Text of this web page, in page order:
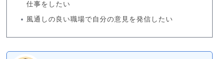
仕事をしたい
風通しの良い職場で自分の意見を発信したい